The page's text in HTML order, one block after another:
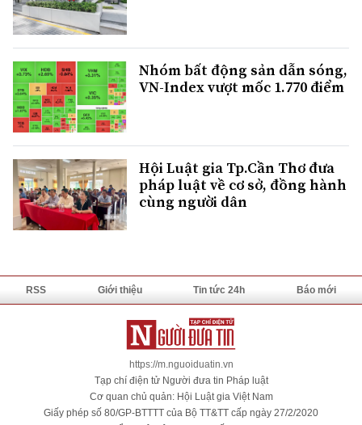
Nhóm bất động sản dẫn sóng,
VN-Index vượt mốc 1.770 điểm
Hội Luật gia Tp.Cần Thơ đưa
pháp luật về cơ sở, đồng hành
cùng người dân
RSS Giới thiệu Tin tức 24h Báo mới
https://m.nguoiduatin.vn
Tạp chí điện tử Người đưa tin Pháp luật
Cơ quan chủ quản: Hội Luật gia Việt Nam
Giấy phép số 80/GP-BTTTT của Bộ TT&TT cấp ngày 27/2/2020